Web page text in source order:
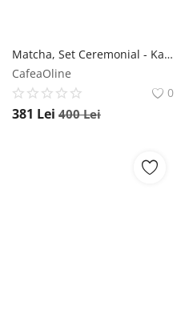
Matcha, Set Ceremonial - Kaze Moya
CafeaOline
0
381 Lei 400Lei